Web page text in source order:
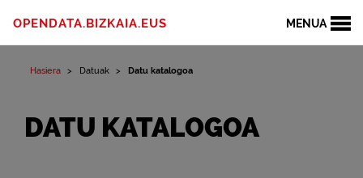
MENUA
OPENDATA.BIZKAIA.EUS
Hasiera Datuak Datu katalogoa
DATU KATALOGOA